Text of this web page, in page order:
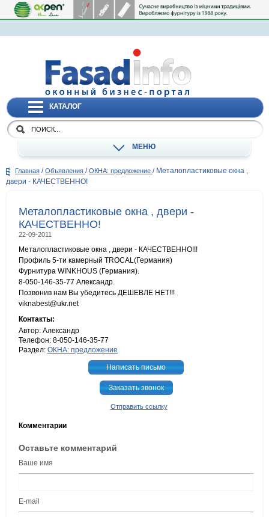
КАТАЛОГ
МЕНЮ
Главная / Объявления / ОКНА: предложение / Металопластиковые окна ,
двери - КАЧЕСТВЕННО!
Металопластиковые окна , двери -
КАЧЕСТВЕННО!
22-09-2011
Металопластиковые окна , двери - КАЧЕСТВЕННО!!!
Профиль 5-ти камерный TROCAL(Германия)
Фурнитура WINKHOUS (Германия).
8-050-146-35-77 Александр.
Позвонив нам Вы убедитесь ДЕШЕВЛЕ НЕТ!!!
viknabest@ukr.net
Контакты:
Автор: Александр
Телефон: 8-050-146-35-77
Раздел: ОКНА: предложение
Написать письмо
Заказать звонок
Отправить ссылку
Комментарии
Оставьте комментарий
Ваше имя
E-mail